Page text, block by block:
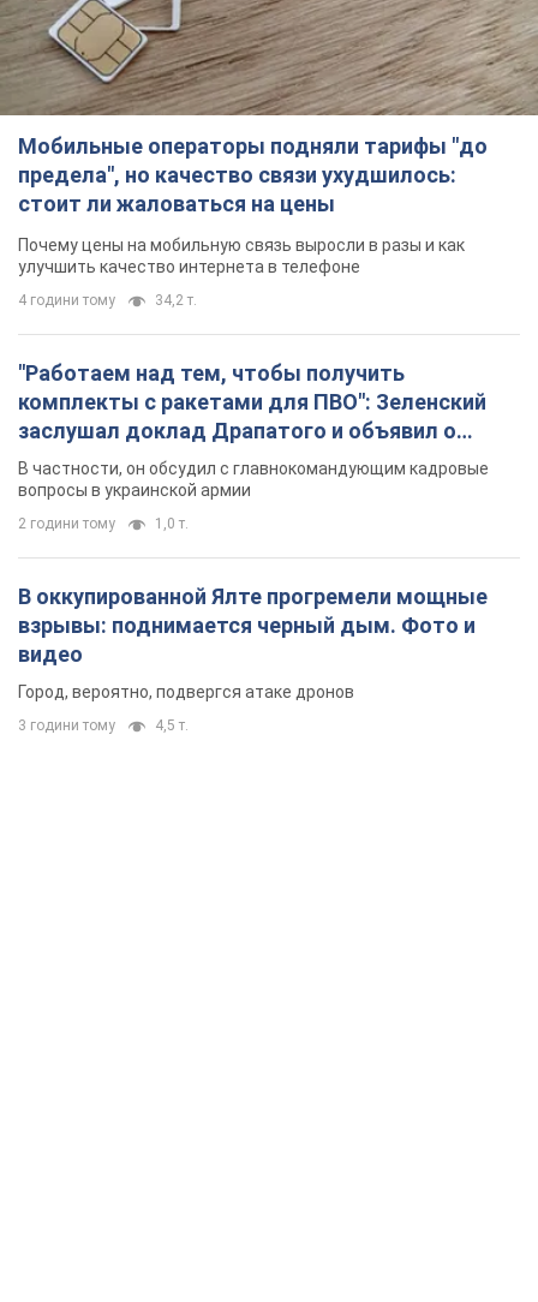
Мобильные операторы подняли тарифы "до
предела", но качество связи ухудшилось:
стоит ли жаловаться на цены
Почему цены на мобильную связь выросли в разы и как
улучшить качество интернета в телефоне
4 години тому 34,2 т.
"Работаем над тем, чтобы получить
комплекты с ракетами для ПВО": Зеленский
заслушал доклад Драпатого и объявил о
новых мерах
В частности, он обсудил с главнокомандующим кадровые
вопросы в украинской армии
2 години тому 1,0 т.
В оккупированной Ялте прогремели мощные
взрывы: поднимается черный дым. Фото и
видео
Город, вероятно, подвергся атаке дронов
3 години тому 4,5 т.